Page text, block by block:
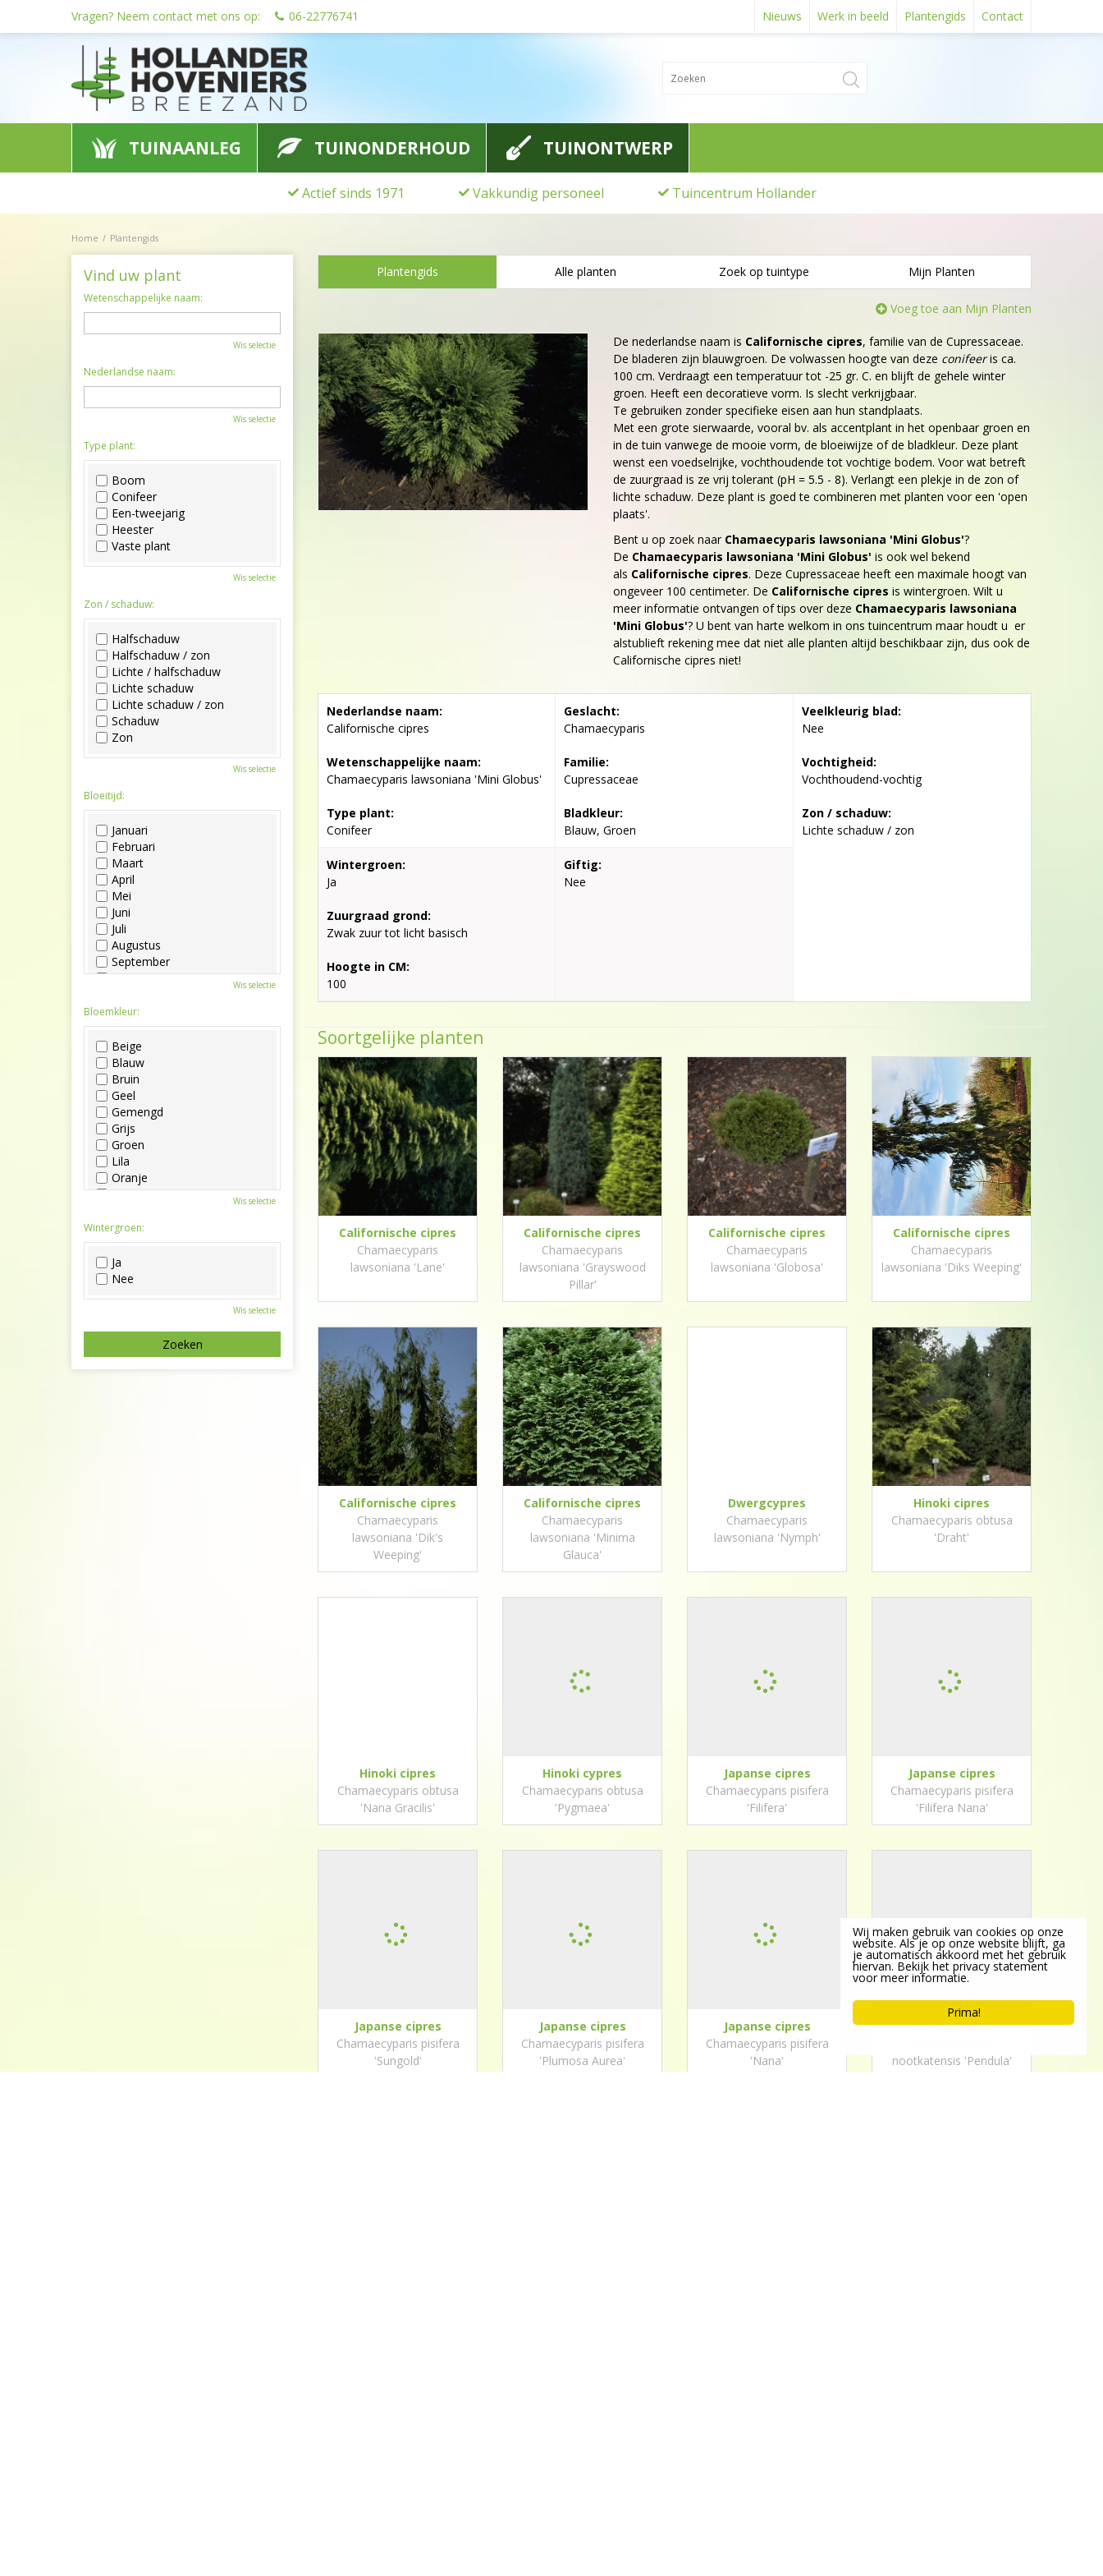
Home Plantengids
Vragen? Neem contact met ons op: 06-22776741 Nieuws Werk in beeld Plantengids Contact
TUINAANLEG TUINONDERHOUD TUINONTWERP
Actief sinds 1971 Vakkundig personeel Tuincentrum Hollander
Plantengids Alle planten Zoek op tuintype Mijn Planten
Voeg toe aan Mijn Planten
De nederlandse naam is Californische cipres, familie van de Cupressaceae.
De bladeren zijn blauwgroen. De volwassen hoogte van deze conifeeris ca.
100 cm. Verdraagt een temperatuur tot -25 gr. C. en blijft de gehele winter
groen. Heeft een decoratieve vorm. Is slecht verkrijgbaar.
Te gebruiken zonder specifieke eisen aan hun standplaats.
Met een grote sierwaarde, vooral bv. als accentplant in het openbaar groen en
in de tuin vanwege de mooie vorm, de bloeiwijze of de bladkleur. Deze plant
wenst een voedselrijke, vochthoudende tot vochtige bodem. Voor wat betreft
de zuurgraad is ze vrij tolerant (pH = 5.5 - 8). Verlangt een plekje in de zon of
lichte schaduw. Deze plant is goed te combineren met planten voor een 'open
plaats'.
Bent u op zoek naar Chamaecyparis lawsoniana 'Mini Globus'?
De Chamaecyparis lawsoniana 'Mini Globus' is ook wel bekend
als Californische cipres. Deze Cupressaceae heeft een maximale hoogt van
ongeveer 100 centimeter. De Californische cipres is wintergroen. Wilt u
meer informatie ontvangen of tips over deze Chamaecyparis lawsoniana
'Mini Globus'? U bent van harte welkom in ons tuincentrum maar houdt u er
alstublieft rekening mee dat niet alle planten altijd beschikbaar zijn, dus ook de
Californische cipres niet!
Nederlandse naam:
Californische cipres
Wetenschappelijke naam:
Chamaecyparis lawsoniana 'Mini Globus'
Type plant:
Conifeer
Geslacht:
Chamaecyparis
Familie:
Cupressaceae
Bladkleur:
Blauw, Groen
Veelkleurig blad:
Nee
Vochtigheid:
Vochthoudend-vochtig
Zon / schaduw:
Lichte schaduw / zon
Wintergroen:
Ja
Zuurgraad grond:
Zwak zuur tot licht basisch
Hoogte in CM:
100
Giftig:
Nee
Soortgelijke planten
Californische cipres
Chamaecyparis
lawsoniana 'Lane'
Californische cipres
Chamaecyparis
lawsoniana 'Grayswood
Pillar'
Californische cipres
Chamaecyparis
lawsoniana 'Globosa'
Californische cipres
Chamaecyparis
lawsoniana 'Diks Weeping'
Californische cipres
Chamaecyparis
lawsoniana 'Dik's
Weeping'
Californische cipres
Chamaecyparis
lawsoniana 'Minima
Glauca'
Dwergcypres
Chamaecyparis
lawsoniana 'Nymph'
Hinoki cipres
Chamaecyparis obtusa
'Draht'
Hinoki cipres
Chamaecyparis obtusa
'Nana Gracilis'
Hinoki cypres
Chamaecyparis obtusa
'Pygmaea'
Japanse cipres
Chamaecyparis pisifera
'Filifera'
Japanse cipres
Chamaecyparis pisifera
'Filifera Nana'
Japanse cipres
Chamaecyparis pisifera
'Sungold'
Japanse cipres
Chamaecyparis pisifera
'Plumosa Aurea'
Japanse cipres
Chamaecyparis pisifera
'Nana'
Nootka-cipres
nootkatensis 'Pendula'
Vind uw plant
Wetenschappelijke naam:
Wis selectie
Nederlandse naam:
Wis selectie
Type plant:
Boom
Conifeer
Een-tweejarig
Heester
Vaste plant
Wis selectie
Zon / schaduw:
Halfschaduw
Halfschaduw / zon
Lichte / halfschaduw
Lichte schaduw
Lichte schaduw / zon
Schaduw
Zon
Wis selectie
Bloeitijd:
Januari
Februari
Maart
April
Mei
Juni
Juli
Augustus
September
Oktober
December
Wis selectie
Bloemkleur:
Beige
Blauw
Bruin
Geel
Gemengd
Grijs
Groen
Lila
Oranje
Paars
Roze
Wit
Zwart
Wis selectie
Wintergroen:
Ja
Nee
Wis selectie
Prima!
Wij maken gebruik van cookies op onze
website. Als je op onze website blijft, ga
je automatisch akkoord met het gebruik
hiervan. Bekijk het privacy statement
voor meer informatie.